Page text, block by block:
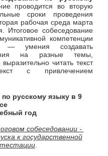
проводится во вторую
сроки проведения
рабочая среда марта
Итоговое собеседование
компетенции
— умения создавать
на разные темы,
читать текст
с привлечением
русскому языку в 9
год
собеседовании -
к государственной
.